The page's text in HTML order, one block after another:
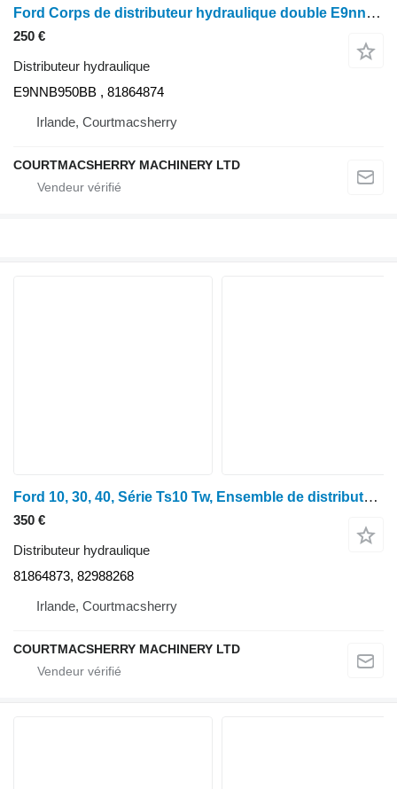
Ford Corps de distributeur hydraulique double E9nnb950bb 40, 10, Ts, Tw Tw15 E9NNB950BB pour tracteur à roues Ford 40, 10, Ts, Tw Tw15
250 €
Distributeur hydraulique
E9NNB950BB , 81864874
Irlande, Courtmacsherry
COURTMACSHERRY MACHINERY LTD
Ford 10, 30, 40, Série Ts10 Tw, Ensemble de distributeur hydraulique à tiroir simple 81 81864873 pour tracteur à roues
350 €
Distributeur hydraulique
81864873, 82988268
Irlande, Courtmacsherry
COURTMACSHERRY MACHINERY LTD